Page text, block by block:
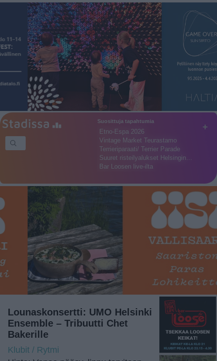
+
Suosittuja tapahtumia
Etno-Espa 2026
Vintage Market Teurastamo
Terrieriparaati/ Terrier Parade
Suuret risteilyalukset Helsingin…
Bar Loosen live-ilta
Lounaskonsertti: UMO Helsinki
Ensemble – Tribuutti Chet
Bakerille
Klubit / Rytmi